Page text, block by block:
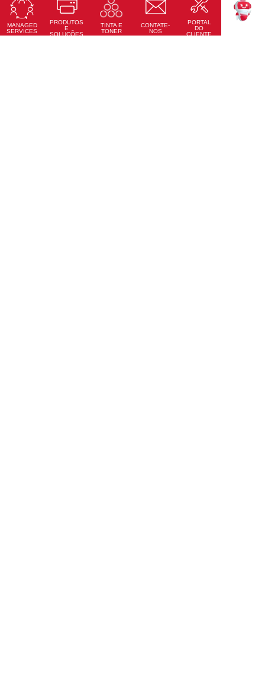
MANAGED
SERVICES
PRODUTOS
E
SOLUÇÕES
TINTA E
TONER
CONTATE-
NOS
PORTAL
DO
CLIENTE
Precisão tátil, conectividade total e design moderno
Saiba Mais